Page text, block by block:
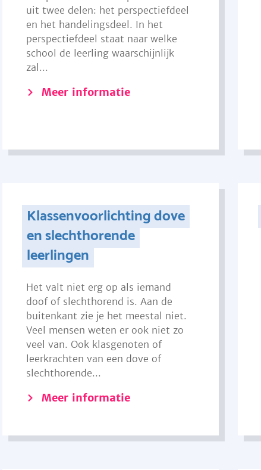
uit twee delen: het perspectiefdeel
en het handelingsdeel. In het
perspectiefdeel staat naar welke
school de leerling waarschijnlijk
zal...
Meer informatie
Klassenvoorlichting dove
en slechthorende
leerlingen
Het valt niet erg op als iemand
doof of slechthorend is. Aan de
buitenkant zie je het meestal niet.
Veel mensen weten er ook niet zo
veel van. Ook klasgenoten of
leerkrachten van een dove of
slechthorende...
Meer informatie